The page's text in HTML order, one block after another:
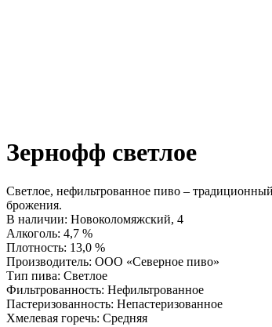
Зернофф светлое
Светлое, нефильтрованное пиво –
брожения.
В наличии: Новоколомяжский, 4
Алкоголь: 4,7 %
Плотность: 13,0 %
Производитель: ООО «Северное пиво»
Тип пива: Светлое
Фильтрованность: Нефильтрованное
Пастеризованность: Непастеризованное
Хмелевая горечь: Средняя